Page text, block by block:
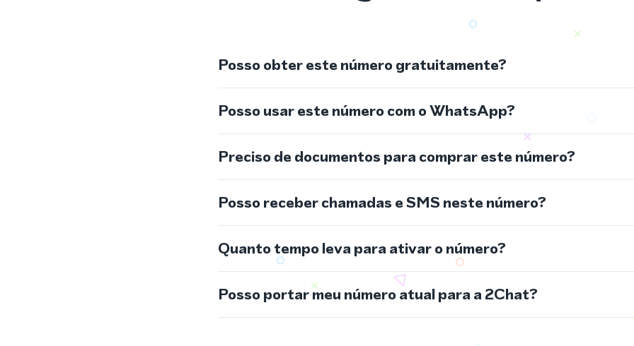
Posso obter este número gratuitamente?
Posso usar este número com o WhatsApp?
Preciso de documentos para comprar este número?
Posso receber chamadas e SMS neste número?
Quanto tempo leva para ativar o número?
Posso portar meu número atual para a 2Chat?